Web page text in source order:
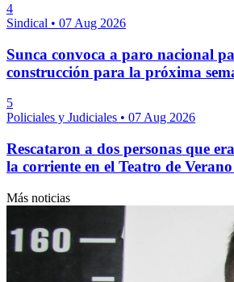
4
Sindical • 07 Aug 2026
Sunca convoca a paro nacional
construcción para la próxima
5
Policiales y Judiciales • 07 Aug 2026
Rescataron a dos personas que
la corriente en el Teatro de
Más noticias